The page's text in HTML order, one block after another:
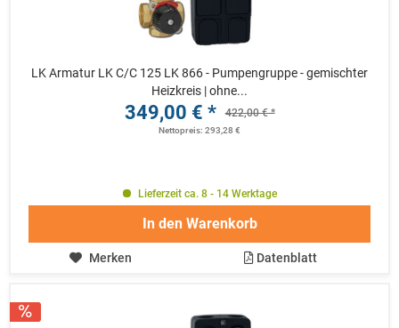
LK Armatur LK C/C 125 LK 866 - Pumpengruppe - gemischter
Heizkreis | ohne...
349,00 € * 422,00 € *
Nettopreis: 293,28 €
Lieferzeit ca. 8 - 14 Werktage
In den Warenkorb
Merken Datenblatt